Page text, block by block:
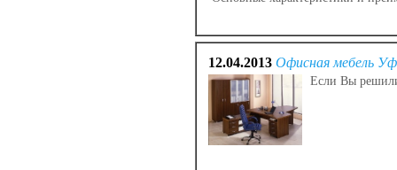
12.04.2013 Офисная мебель
Если Вы